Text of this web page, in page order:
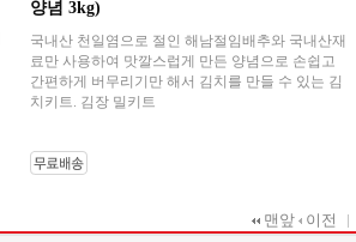
양념 3kg)
국내산 천일염으로 절인 해남절임배추와 국내산재
료만 사용하여 맛깔스럽게 만든 양념으로 손쉽고
간편하게 버무리기만 해서 김치를 만들 수 있는 김
치키트. 김장 밀키트
맨앞 이전